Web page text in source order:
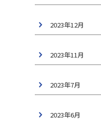
2023年12月
2023年11月
2023年7月
2023年6月